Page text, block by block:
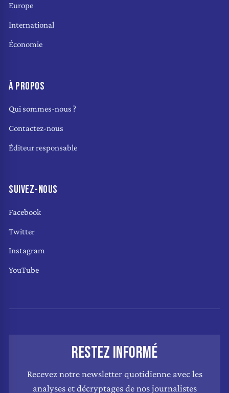
Europe
International
Économie
À PROPOS
Qui sommes-nous ?
Contactez-nous
Éditeur responsable
SUIVEZ-NOUS
Facebook
Twitter
Instagram
YouTube
RESTEZ INFORMÉ
Recevez notre newsletter quotidienne avec les
analyses et décryptages de nos journalistes